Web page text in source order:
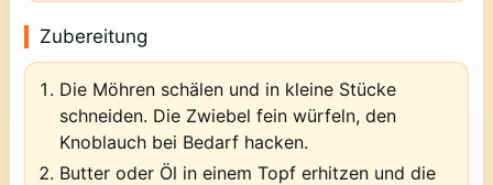
Zubereitung
Die Möhren schälen und in kleine Stücke
schneiden. Die Zwiebel fein würfeln, den
Knoblauch bei Bedarf hacken.
Butter oder Öl in einem Topf erhitzen und die